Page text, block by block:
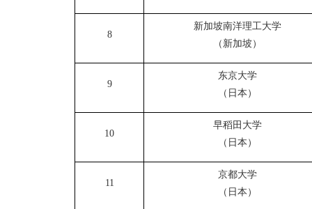
8
新加坡南洋理工大学
（新加坡）
9
东京大学
（日本）
10
早稻田大学
（日本）
11
京都大学
（日本）